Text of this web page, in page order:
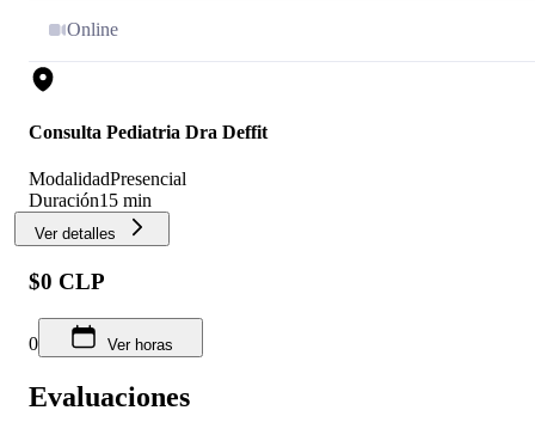
Online
Consulta Pediatria Dra Deffit
ModalidadPresencial
Duración15 min
Ver detalles
$0 CLP
0 Ver horas
Evaluaciones